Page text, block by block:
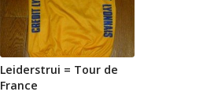
Leiderstrui = Tour de
France